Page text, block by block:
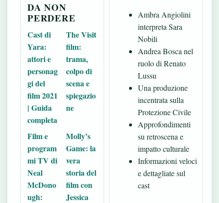
DA NON
PERDERE
Cast di
Yara:
attori e
personag
gi del
film 2021
| Guida
completa
The Visit
film:
trama,
colpo di
scena e
spiegazio
ne
Film e
program
mi TV di
Neal
McDono
ugh:
Molly’s
Game: la
vera
storia del
film con
Jessica
Ambra Angiolini
interpreta Sara
Nobili
Andrea Bosca nel
ruolo di Renato
Lussu
Una produzione
incentrata sulla
Protezione Civile
Approfondimenti
su retroscena e
impatto culturale
Informazioni veloci
e dettagliate sul
cast